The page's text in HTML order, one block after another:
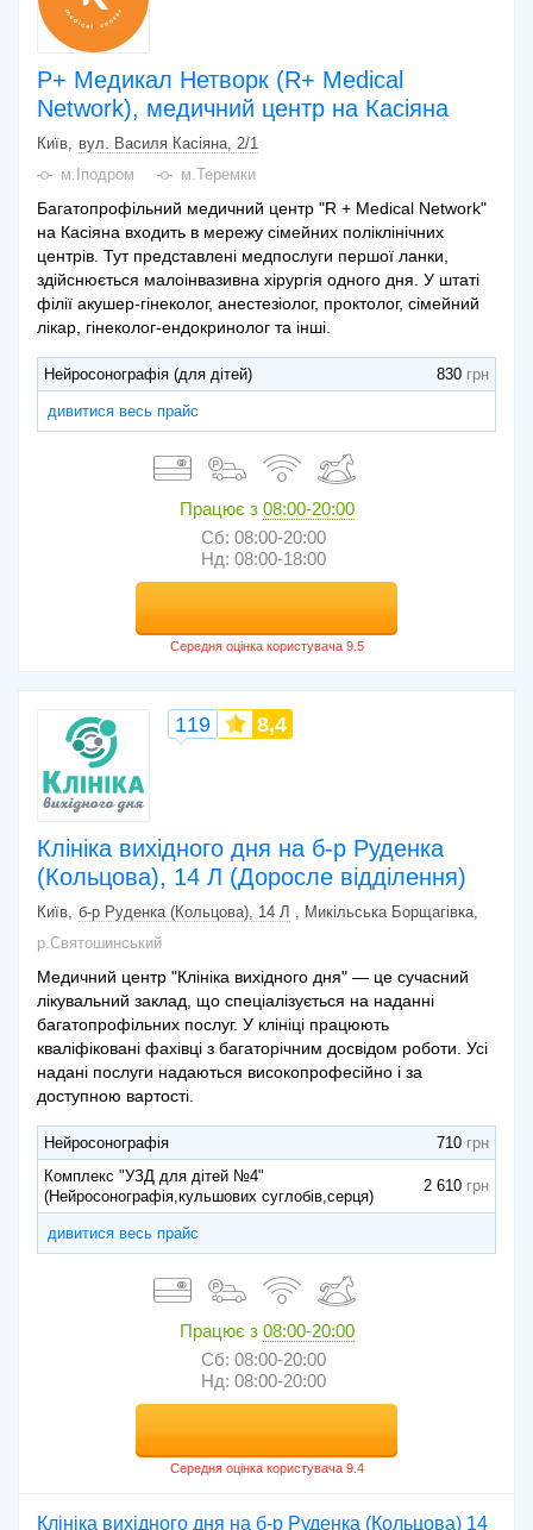
Р+ Медикал Нетворк (R+ Medical
Network), медичний центр на Касіяна
Київ
вул. Василя Касіяна, 2/1
м.Іподром
м.Теремки
Багатопрофільний медичний центр "R + Medical Network"
на Касіяна входить в мережу сімейних поліклінічних
центрів. Тут представлені медпослуги першої ланки,
здійснюється малоінвазивна хірургія одного дня. У штаті
філії акушер-гінеколог, анестезіолог, проктолог, сімейний
лікар, гінеколог-ендокринолог та інші.
Нейросонографія (для дітей) 830
дивитися весь прайс
Працює з 08:00-20:00
Сб: 08:00-20:00
Нд: 08:00-18:00
Клініка вихідного дня на б-р Руденка
(Кольцова), 14 Л (Доросле відділення)
119 8,4
Київ б-р Руденка (Кольцова), 14 Л , Микільська Борщагівка
р.Святошинський
Медичний центр "Клініка вихідного дня" — це сучасний
лікувальний заклад, що спеціалізується на наданні
багатопрофільних послуг. У клініці працюють
кваліфіковані фахівці з багаторічним досвідом роботи. Усі
надані послуги надаються високопрофесійно і за
доступною вартості.
Нейросонографія
710
Комплекс "УЗД для дітей №4"
(Нейросонографія,кульшових суглобів,серця)
2 610
дивитися весь прайс
Працює з 08:00-20:00
Сб: 08:00-20:00
Нд: 08:00-20:00
Клініка вихідного дня на б-р Руденка (Кольцова) 14